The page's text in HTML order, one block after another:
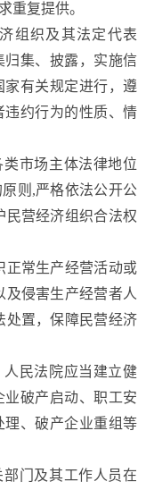
重复提供。
组织及其法定代表
归集、披露，实施信
家有关规定进行，遵
约行为的性质、情
市场主体法律地位
则,严格依法公开公
民营经济组织合法权
正常生产经营活动或
及侵害生产经营者人
处置，保障民营经济
民法院应当建立健
破产启动、职工安
理、破产企业重组等
门及其工作人员在